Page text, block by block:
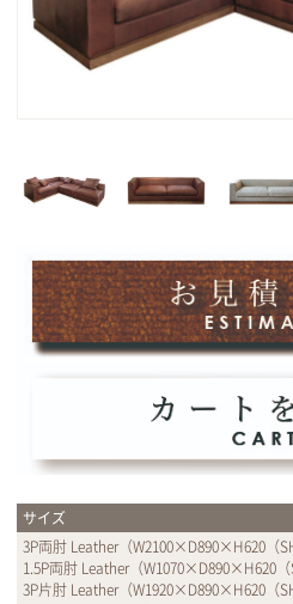
サイズ
3P両肘 Leather（W2100×D890×H620（
1.5P両肘 Leather（W1070×D890×H620（
3P片肘 Leather（W1920×D890×H620（